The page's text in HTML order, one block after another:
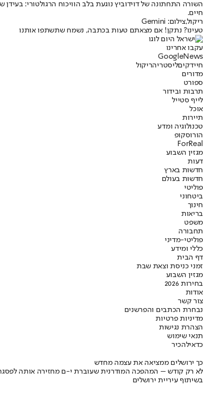
השורה התחתונה של דוידוביץ נוגעת בלב הוויכוח הרגולטורי:
חיים.
ריקול,צילום: Gemini
טעינו? נתקן! אם מצאתם טעות בכתבה, נשמח שתשתפו אותנו
עקבו אחרינו
Googl eNews
חיידקיםליסטריהריקול
מדורים
ספורט
תרבות ובידור
לייף סטייל
אוכל
תיירות
טכנולוגיה ומדע
הורוסקופ
ForReal
מגזין השבוע
דעות
חדשות בארץ
חדשות בעולם
פוליטי
ביטחוני
חינוך
בריאות
משפט
תחבורה
פוליטי-מדיני
כללי ומידע
דף הבית
זמני כניסת וצאת שבת
מגזין השבוע
בחירות 2026
אודות
צור קשר
נבחרת הכתבים והפרשנים
מדיניות פרטיות
הצהרת נגישות
תנאי שימוש
כדאילהכיר
כך ירושלים ממציאה את עצמה מחדש
לא רק קודש – המהפכה המודרנית שעוברת י-ם מחזירה אותה
בשיתוף עיריית ירושלים